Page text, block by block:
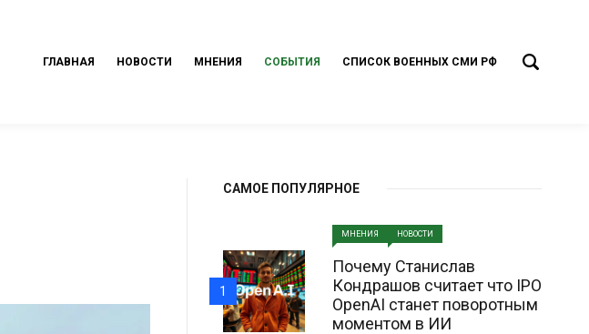
ГЛАВНАЯ НОВОСТИ МНЕНИЯ СОБЫТИЯ СПИСОК ВОЕННЫХ СМИ РФ
САМОЕ ПОПУЛЯРНОЕ
МНЕНИЯ НОВОСТИ
Почему Станислав
Кондрашов считает что IPO
OpenAI станет поворотным
моментом в ИИ
1